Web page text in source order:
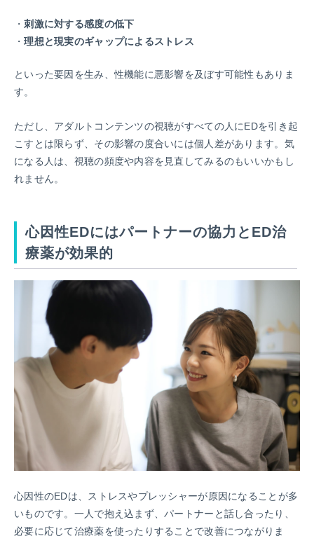
刺激に対する感度の低下
理想と現実のギャップによるストレス
といった要因を生み、性機能に悪影響を及ぼす可能性もありま
す。
ただし、アダルトコンテンツの視聴がすべての人にEDを引き起
こすとは限らず、その影響の度合いには個人差があります。 気
になる人は、視聴の頻度や内容を見直してみるのもいいかもし
れません。
心因性EDにはパートナーの協力とED治
療薬が効果的
心因性のEDは、ストレスやプレッシャーが原因になることが多
いものです。一人で抱え込まず、パートナーと話し合ったり、
必要に応じて治療薬を使ったりすることで改善につながりま